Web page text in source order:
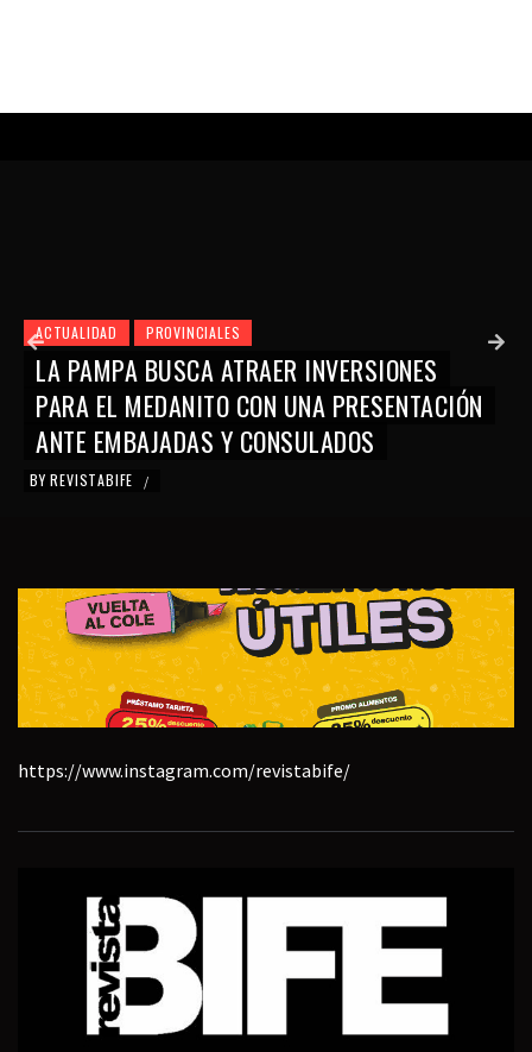
ACTUALIDAD PROVINCIALES
LA PAMPA BUSCA ATRAER INVERSIONES
PARA EL MEDANITO CON UNA PRESENTACIÓN
ANTE EMBAJADAS Y CONSULADOS
BY REVISTABIFE /
https://www.instagram.com/revistabife/